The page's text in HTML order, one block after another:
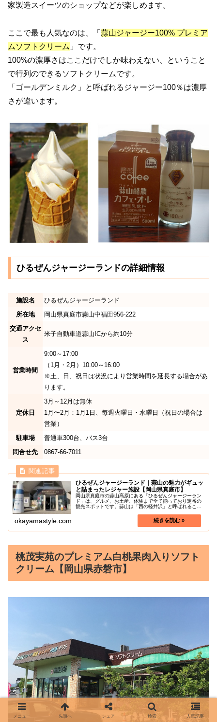
家製造スイーツのショップなどが楽しめます。
ここで最も人気なのは、「 蒜山ジャージー100% プレミア
ムソフトクリーム 」です。
100%の濃厚さはここだけでしか味わえない、ということ
で行列のできるソフトクリームです。
「ゴールデンミルク」と呼ばれるジャージー100％は濃厚
さが違います。
ひるぜんジャージーランドの詳細情報
施設名
ひるぜんジャージーランド
所在地
岡山県真庭市蒜山中福田956-222
交通アクセ
ス
米子自動車道蒜山ICから約10分
営業時間
9:00～17:00
（1月・2月）10:00～16:00
※土、日、祝日は状況により営業時間を延長する場合があ
ります。
定休日
3月～12月は無休
1月〜2月：1月1日、毎週火曜日・水曜日（祝日の場合は
営業）
駐車場
普通車300台、バス3台
問合せ先
0867-66-7011
ひるぜんジャージーランド｜蒜山の魅力がギュッ
と詰まったレジャー施設【岡山県真庭市】
岡山県真庭市の蒜山高原にある「ひるぜんジャージーラン
ド」は、グルメ、お土産、体験まで全て揃っており定番の
観光スポットです。蒜山は「西の軽井沢」と呼ばれること
ージー牛肉料理を扱うレストランや...
okayamastyle.com
桃茂実苑のプレミアム白桃果肉入りソフト
クリーム【岡山県赤磐市】
メニュー 先頭へ シェア 検索 人気記事